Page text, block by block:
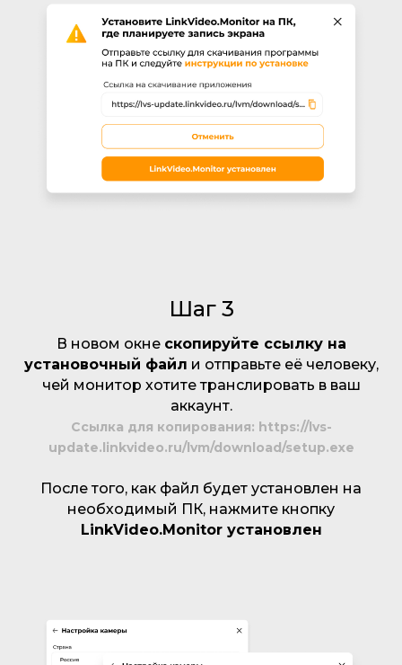
Шаг 3
В новом окне скопируйте ссылку на
установочный файл и отправьте её человеку,
чей монитор хотите транслировать в ваш
аккаунт.
Ссылка для копирования: https://lvs-
update.linkvideo.ru/lvm/download/setup.exe
После того, как файл будет установлен на
необходимый ПК, нажмите кнопку
LinkVideo.Monitor установлен